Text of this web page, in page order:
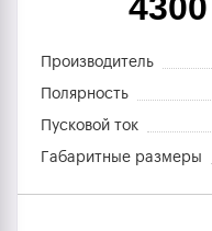
Производитель
Полярность
Пусковой ток
Габаритные размеры